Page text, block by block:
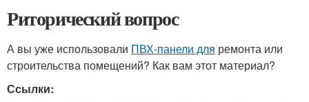
Риторический вопрос
А вы уже использовали ПВХ-панели для ремонта или
строительства помещений? Как вам этот материал?
Ссылки: